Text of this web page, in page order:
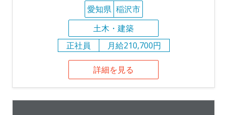
愛知県 稲沢市
土木・建築
正社員
月給210,700円
詳細を見る